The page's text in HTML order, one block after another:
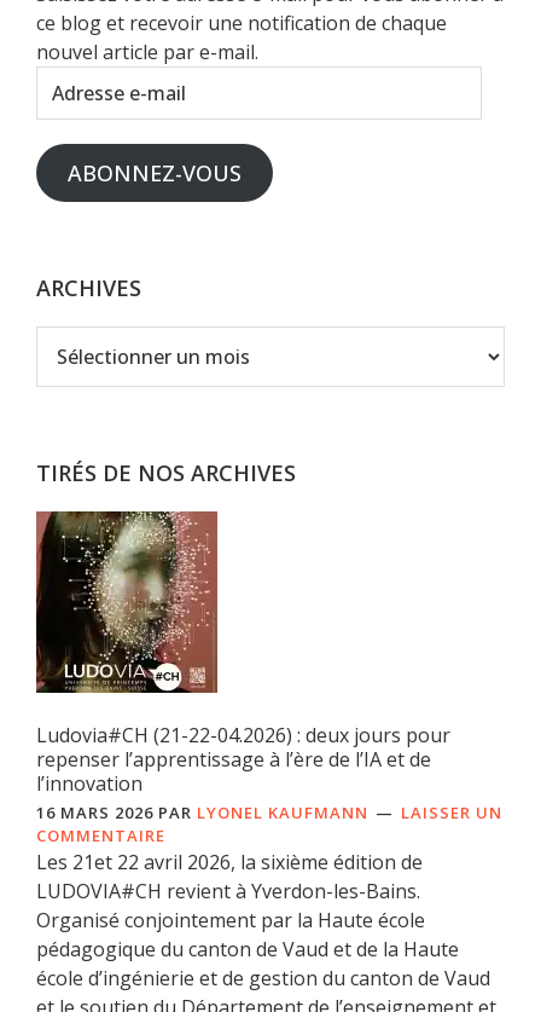
ce blog et recevoir une notification de chaque
nouvel article par e-mail.
Adresse
e-
mail
ABONNEZ-VOUS
ARCHIVES
TIRÉS DE NOS ARCHIVES
Ludovia#CH (21-22-04.2026) : deux jours pour
repenser l’apprentissage à l’ère de l’IA et de
l’innovation
16 MARS 2026 PAR LYONEL KAUFMANN
LAISSER UN
COMMENTAIRE
Les 21et 22 avril 2026, la sixième édition de
LUDOVIA#CH revient à Yverdon-les-Bains.
Organisé conjointement par la Haute école
pédagogique du canton de Vaud et de la Haute
école d’ingénierie et de gestion du canton de Vaud
et le soutien du Département de l’enseignement et